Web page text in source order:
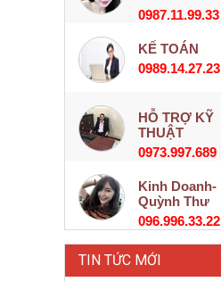
0987.11.99.33
KẾ TOÁN
0989.14.27.23
HỖ TRỢ KỸ
THUẬT
0973.997.689
Kinh Doanh-
Quỳnh Thư
096.996.33.22
TIN TỨC MỚI